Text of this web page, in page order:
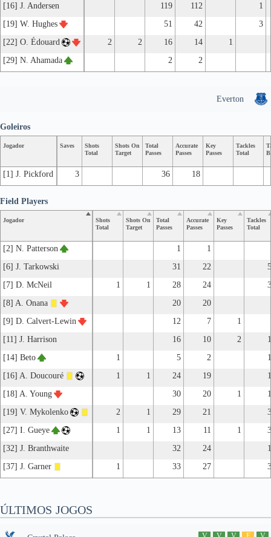
[16] J. Andersen 119 112
1
[19] W. Hughes
51 42
3
[22] O. Édouard
2 2 16 14
1
[29] N. Ahamada
2 2
Everton
Jogador Saves
Shots
Total
Shots On
Target
Total
Passes
Accurate
Passes
Key
Passes
Tackles
Total
[1] J. Pickford 3 36 18
Goleiros
Jogador
Shots
Total
Shots On
Target
Total
Passes
Accurate
Passes
Key
Passes
Tackles
Total
[2] N. Patterson 1
1
[6] J. Tarkowski
31 22
5
[7] D. McNeil
1 1 28 24
3
[8] A. Onana
20
20
[9] D. Calvert-Lewin
12 7
1
[11] J. Harrison
16 10 2
1
[14] Beto
1 5 2
1
[16] A. Doucouré
1 1 24 19
1
[18] A. Young
30 20 1
1
[19] V. Mykolenko
2 1 29 21
3
[27] I. Gueye
1 1 13 11 1
3
[32] J. Branthwaite
32 24
1
[37] J. Garner
1 33 27 3
Field Players
ÚLTIMOS JOGOS